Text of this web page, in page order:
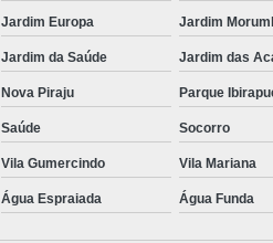
Jardim Europa Jardim
Jardim da Saúde Jardim das
Nova Piraju Parque
Saúde Socorro
Vila Gumercindo Vila Mariana
Água Espraiada
Água Funda